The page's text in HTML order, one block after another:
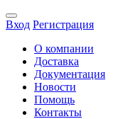
Вход Регистрация
О компании
Доставка
Документация
Новости
Помощь
Контакты